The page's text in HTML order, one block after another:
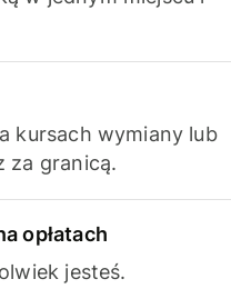
kursach wymiany lub
za granicą.
opłatach
jesteś.